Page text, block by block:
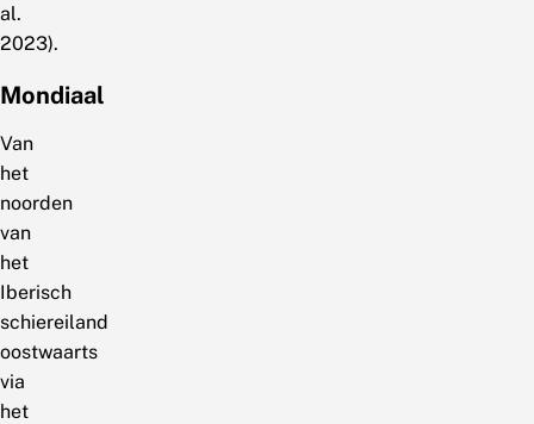
al.
2023).
Mondiaal
Van
het
noorden
van
het
Iberisch
schiereiland
oostwaarts
via
het